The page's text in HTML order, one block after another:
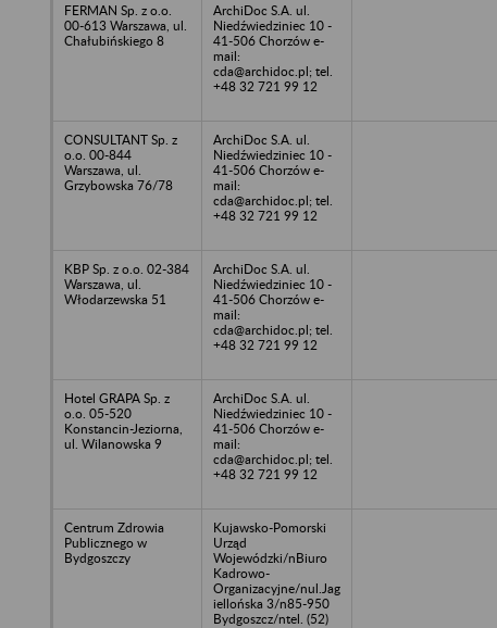
FERMAN Sp. z o.o.
00-613 Warszawa, ul.
Chałubińskiego 8
ArchiDoc S.A. ul.
Niedźwiedziniec 10 -
41-506 Chorzów e-
mail:
cda@archidoc.pl; tel.
+48 32 721 99 12
CONSULTANT Sp. z
o.o. 00-844
Warszawa, ul.
Grzybowska 76/78
ArchiDoc S.A. ul.
Niedźwiedziniec 10 -
41-506 Chorzów e-
mail:
cda@archidoc.pl; tel.
+48 32 721 99 12
KBP Sp. z o.o. 02-384
Warszawa, ul.
Włodarzewska 51
ArchiDoc S.A. ul.
Niedźwiedziniec 10 -
41-506 Chorzów e-
mail:
cda@archidoc.pl; tel.
+48 32 721 99 12
Hotel GRAPA Sp. z
o.o. 05-520
Konstancin-Jeziorna,
ul. Wilanowska 9
ArchiDoc S.A. ul.
Niedźwiedziniec 10 -
41-506 Chorzów e-
mail:
cda@archidoc.pl; tel.
+48 32 721 99 12
Centrum Zdrowia
Publicznego w
Bydgoszczy
Kujawsko-Pomorski
Urząd
Wojewódzki/nBiuro
Kadrowo-
Organizacyjne/nul.Jag
iellońska 3/n85-950
Bydgoszcz/ntel. (52)